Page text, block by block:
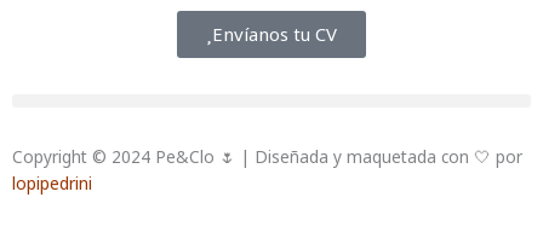
Envíanos tu CV
Copyright © 2024 Pe&Clo 🌷 | Diseñada y maquetada con 🤍 por
lopipedrini